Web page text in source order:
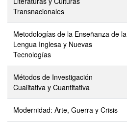
Transnacionales
Metodologías de la Enseñanza de la
Lengua Inglesa y Nuevas
Tecnologías
Métodos de Investigación
Cualitativa y Cuantitativa
Modernidad: Arte, Guerra y Crisis